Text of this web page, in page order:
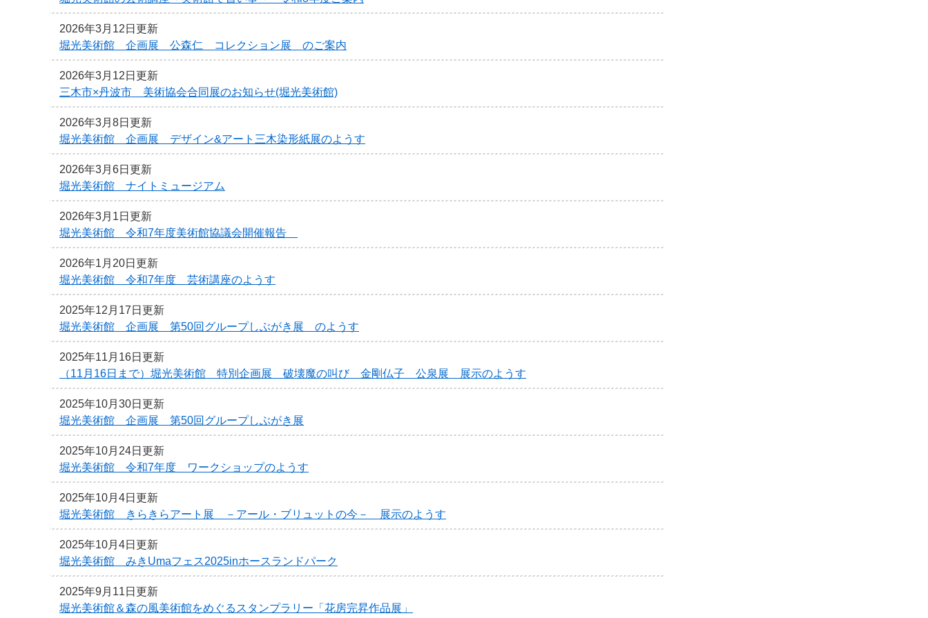
2026年3月12日更新
堀光美術館 企画展 公森仁 コレクション展 のご案内
2026年3月12日更新
三木市×丹波市 美術協会合同展のお知らせ(堀光美術館)
2026年3月8日更新
堀光美術館 企画展 デザイン&アート三木染形紙展のようす
2026年3月6日更新
堀光美術館 ナイトミュージアム
2026年3月1日更新
堀光美術館 令和7年度美術館協議会開催報告
2026年1月20日更新
堀光美術館 令和7年度 芸術講座のようす
2025年12月17日更新
堀光美術館 企画展 第50回グループしぶがき展 のようす
2025年11月16日更新
（11月16日まで）堀光美術館 特別企画展 破壊魔の叫び 金剛仏子 公泉展 展示のようす
2025年10月30日更新
堀光美術館 企画展 第50回グループしぶがき展
2025年10月24日更新
堀光美術館 令和7年度 ワークショップのようす
2025年10月4日更新
堀光美術館 きらきらアート展 －アール・ブリュットの今－ 展示のようす
2025年10月4日更新
堀光美術館 みきUmaフェス2025inホースランドパーク
2025年9月11日更新
堀光美術館＆森の風美術館をめぐるスタンプラリー「花房完昇作品展」